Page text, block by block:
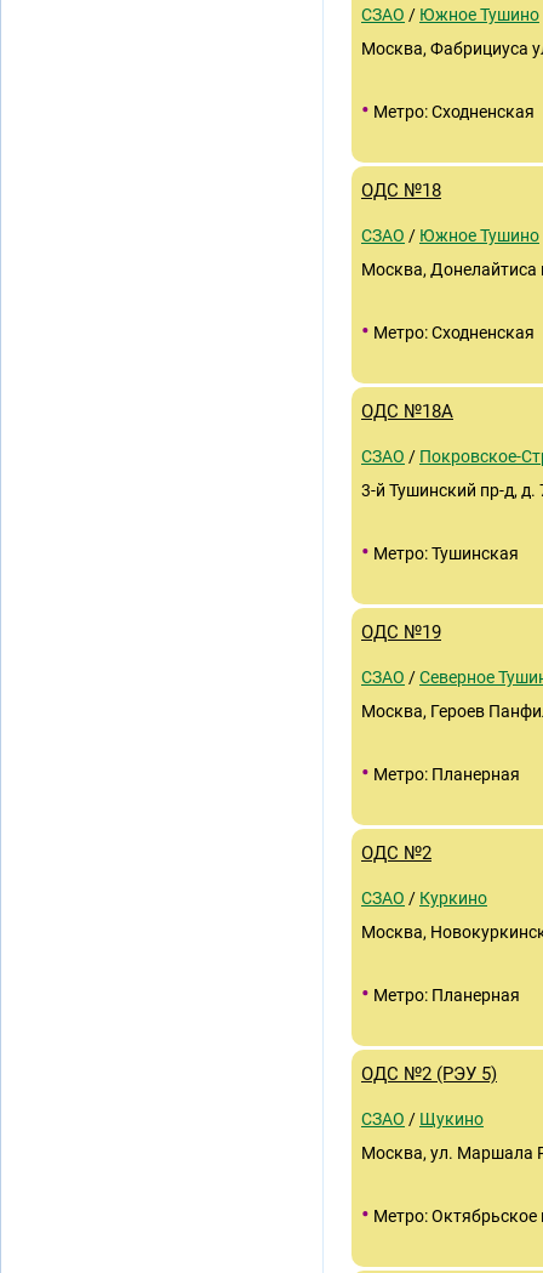
СЗАО / Южное Тушино
Москва, Фабрициуса
• Метро: Сходненская
ОДС №18
СЗАО / Южное Тушино
Москва, Донелайтиса
• Метро: Сходненская
ОДС №18А
СЗАО / Покровское-
3-й Тушинский пр-д, д.
• Метро: Тушинская
ОДС №19
СЗАО /Северное
Москва, Героев
• Метро: Планерная
ОДС №2
СЗАО / Куркино
Москва,
• Метро: Планерная
ОДС №2 (РЭУ 5)
СЗАО / Щукино
Москва, ул. Маршала
• Метро: Октябрьское